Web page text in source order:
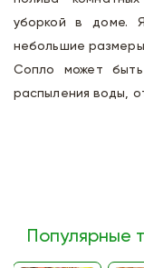
уборкой в доме.
небольшие
Сопло может
распыления воды,
Популярные